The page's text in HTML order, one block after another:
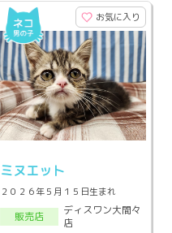
お気に入り
ミヌエット
２０２６年５月１５日生まれ
販売店
ディスワン大間々
店